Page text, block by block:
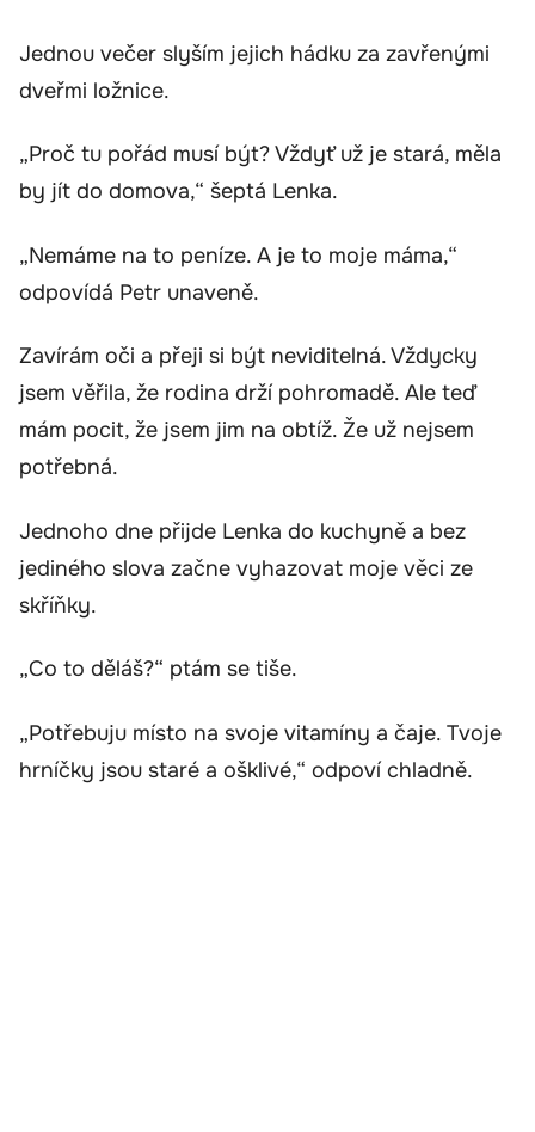
Jednou večer slyším jejich hádku za zavřenými
dveřmi ložnice.
„Proč tu pořád musí být? Vždyť už je stará, měla
by jít do domova,“ šeptá Lenka.
„Nemáme na to peníze. A je to moje máma,“
odpovídá Petr unaveně.
Zavírám oči a přeji si být neviditelná. Vždycky
jsem věřila, že rodina drží pohromadě. Ale teď
mám pocit, že jsem jim na obtíž. Že už nejsem
potřebná.
Jednoho dne přijde Lenka do kuchyně a bez
jediného slova začne vyhazovat moje věci ze
skříňky.
„Co to děláš?“ ptám se tiše.
„Potřebuju místo na svoje vitamíny a čaje. Tvoje
hrníčky jsou staré a ošklivé,“ odpoví chladně.